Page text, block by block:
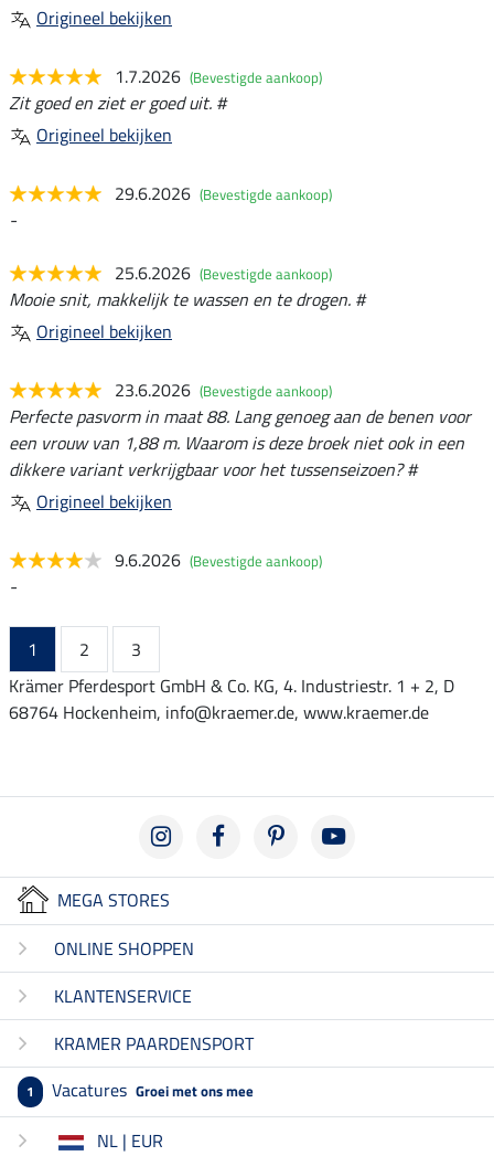
Origineel bekijken
1.7.2026 (Bevestigde aankoop)
Zit goed en ziet er goed uit. #
Origineel bekijken
29.6.2026 (Bevestigde aankoop)
-
25.6.2026 (Bevestigde aankoop)
Mooie snit, makkelijk te wassen en te drogen. #
Origineel bekijken
23.6.2026 (Bevestigde aankoop)
Perfecte pasvorm in maat 88. Lang genoeg aan de benen voor
een vrouw van 1,88 m. Waarom is deze broek niet ook in een
dikkere variant verkrijgbaar voor het tussenseizoen? #
Origineel bekijken
9.6.2026 (Bevestigde aankoop)
-
1 2
3
Krämer Pferdesport GmbH & Co. KG, 4. Industriestr. 1 + 2, D
68764 Hockenheim, info@kraemer.de, www.kraemer.de
MEGA STORES
ONLINE SHOPPEN
KLANTENSERVICE
KRAMER PAARDENSPORT
1 Vacatures Groei met ons mee
NL | EUR